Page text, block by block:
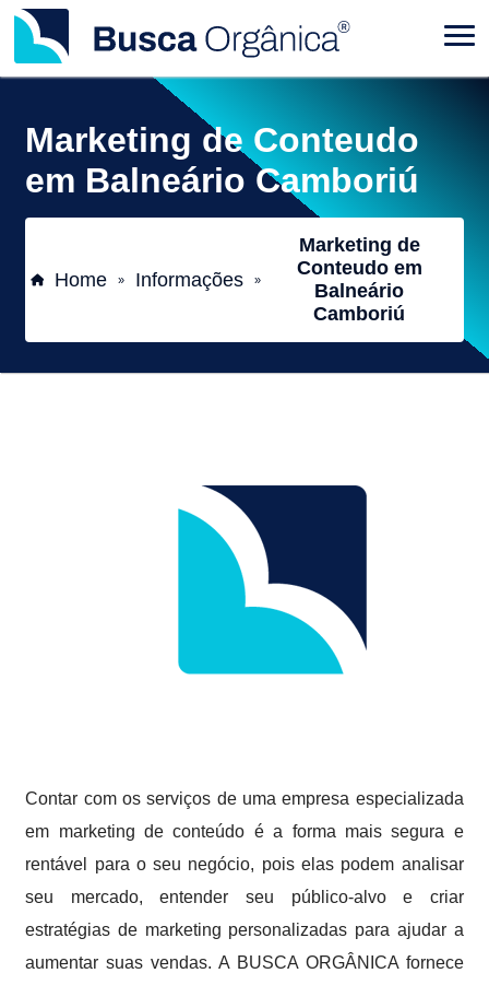
Marketing de Conteudo
em Balneário Camboriú
Home » Informações »
Marketing de
Conteudo em
Balneário
Camboriú
Contar com os serviços de uma empresa especializada
em marketing de conteúdo é a forma mais segura e
rentável para o seu negócio, pois elas podem analisar
seu mercado, entender seu público-alvo e criar
estratégias de marketing personalizadas para ajudar a
aumentar suas vendas. A BUSCA ORGÂNICA fornece